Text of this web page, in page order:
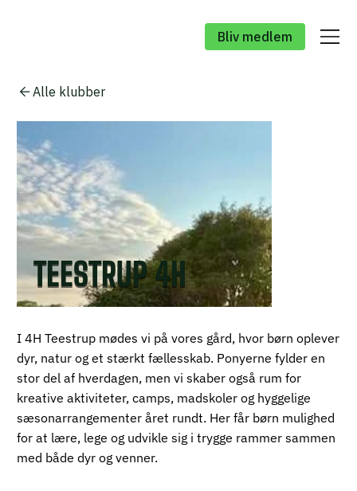
Bliv medlem
Alle klubber
TEESTRUP 4H
I 4H Teestrup mødes vi på vores gård, hvor børn oplever
dyr, natur og et stærkt fællesskab. Ponyerne fylder en
stor del af hverdagen, men vi skaber også rum for
kreative aktiviteter, camps, madskoler og hyggelige
sæsonarrangementer året rundt. Her får børn mulighed
for at lære, lege og udvikle sig i trygge rammer sammen
med både dyr og venner.